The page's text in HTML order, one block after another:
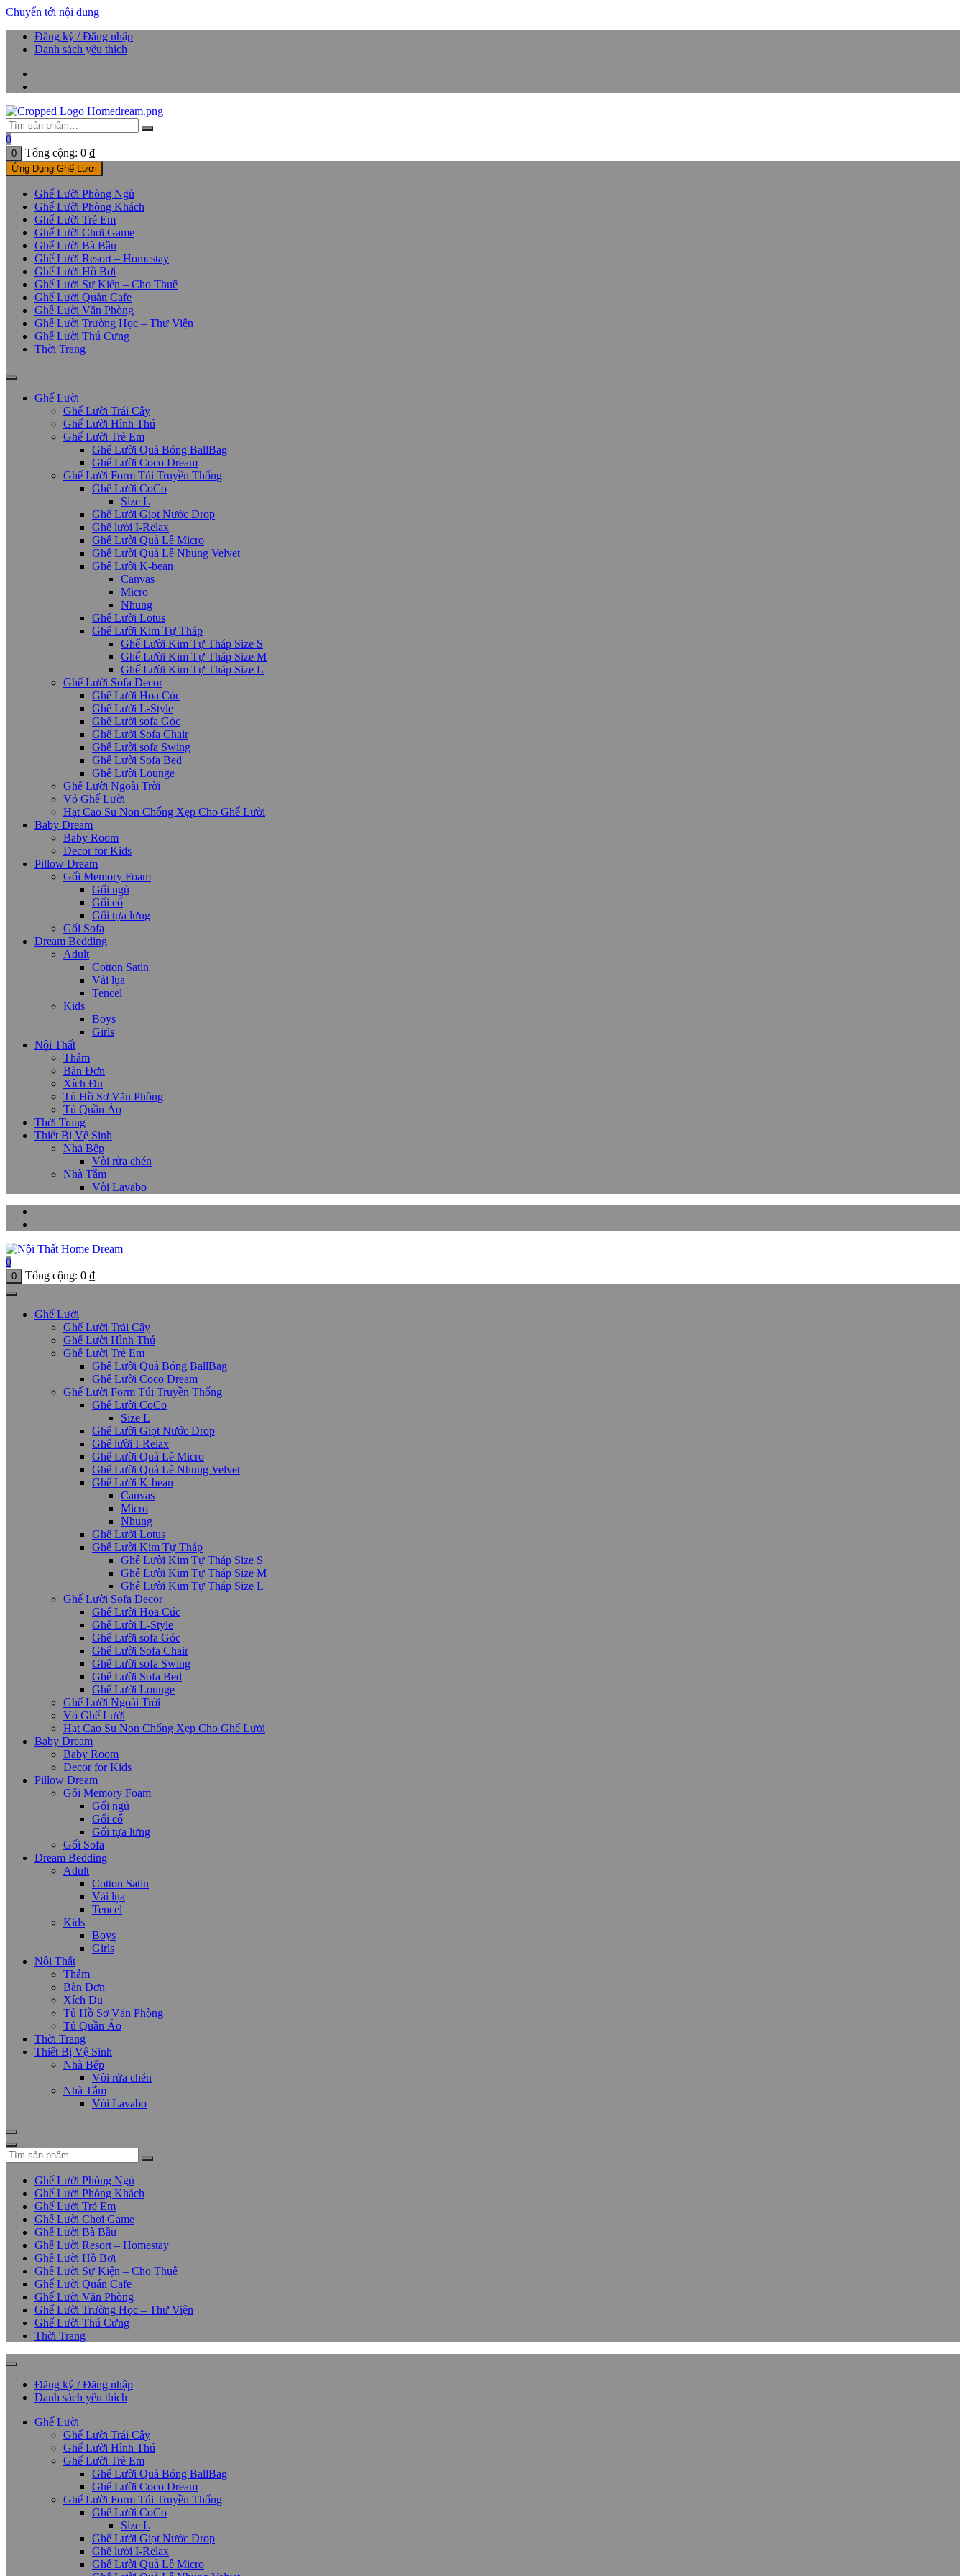
Chuyển tới nội dung
Đăng ký / Đăng nhập
Danh sách yêu thích
0
0 Tổng cộng: 0 ₫
Ứng Dụng Ghế Lười
Ghế Lười Phòng Ngủ
Ghế Lười Phòng Khách
Ghế Lười Trẻ Em
Ghế Lười Chơi Game
Ghế Lười Bà Bầu
Ghế Lười Resort – Homestay
Ghế Lười Hồ Bơi
Ghế Lười Sự Kiện – Cho Thuê
Ghế Lười Quán Cafe
Ghế Lười Văn Phòng
Ghế Lười Trường Học – Thư Viện
Ghế Lười Thú Cưng
Thời Trang
Ghế Lười
Ghế Lười Trái Cây
Ghế Lười Hình Thú
Ghế Lười Trẻ Em
Ghế Lười Quả Bóng BallBag
Ghế Lười Coco Dream
Ghế Lười Form Túi Truyền Thống
Ghế Lười CoCo
Size L
Ghế Lười Giọt Nước Drop
Ghế lười I-Relax
Ghế Lười Quả Lê Micro
Ghế Lười Quả Lê Nhung Velvet
Ghế Lười K-bean
Canvas
Micro
Nhung
Ghế Lười Lotus
Ghế Lười Kim Tự Tháp
Ghế Lười Kim Tự Tháp Size S
Ghế Lười Kim Tự Tháp Size M
Ghế Lười Kim Tự Tháp Size L
Ghế Lười Sofa Decor
Ghế Lười Hoa Cúc
Ghế Lười L-Style
Ghế Lười sofa Góc
Ghế Lười Sofa Chair
Ghế Lười sofa Swing
Ghế Lười Sofa Bed
Ghế Lười Lounge
Ghế Lười Ngoài Trời
Vỏ Ghế Lười
Hạt Cao Su Non Chống Xẹp Cho Ghế Lười
Baby Dream
Baby Room
Decor for Kids
Pillow Dream
Gối Memory Foam
Gối ngủ
Gối cổ
Gối tựa lưng
Gối Sofa
Dream Bedding
Adult
Cotton Satin
Vải lụa
Tencel
Kids
Boys
Girls
Nội Thất
Thảm
Bàn Đơn
Xích Đu
Tủ Hồ Sơ Văn Phòng
Tủ Quần Áo
Thời Trang
Thiết Bị Vệ Sinh
Nhà Bếp
Vòi rửa chén
Nhà Tắm
Vòi Lavabo
0
0 Tổng cộng: 0 ₫
Ghế Lười
Ghế Lười Trái Cây
Ghế Lười Hình Thú
Ghế Lười Trẻ Em
Ghế Lười Quả Bóng BallBag
Ghế Lười Coco Dream
Ghế Lười Form Túi Truyền Thống
Ghế Lười CoCo
Size L
Ghế Lười Giọt Nước Drop
Ghế lười I-Relax
Ghế Lười Quả Lê Micro
Ghế Lười Quả Lê Nhung Velvet
Ghế Lười K-bean
Canvas
Micro
Nhung
Ghế Lười Lotus
Ghế Lười Kim Tự Tháp
Ghế Lười Kim Tự Tháp Size S
Ghế Lười Kim Tự Tháp Size M
Ghế Lười Kim Tự Tháp Size L
Ghế Lười Sofa Decor
Ghế Lười Hoa Cúc
Ghế Lười L-Style
Ghế Lười sofa Góc
Ghế Lười Sofa Chair
Ghế Lười sofa Swing
Ghế Lười Sofa Bed
Ghế Lười Lounge
Ghế Lười Ngoài Trời
Vỏ Ghế Lười
Hạt Cao Su Non Chống Xẹp Cho Ghế Lười
Baby Dream
Baby Room
Decor for Kids
Pillow Dream
Gối Memory Foam
Gối ngủ
Gối cổ
Gối tựa lưng
Gối Sofa
Dream Bedding
Adult
Cotton Satin
Vải lụa
Tencel
Kids
Boys
Girls
Nội Thất
Thảm
Bàn Đơn
Xích Đu
Tủ Hồ Sơ Văn Phòng
Tủ Quần Áo
Thời Trang
Thiết Bị Vệ Sinh
Nhà Bếp
Vòi rửa chén
Nhà Tắm
Vòi Lavabo
Ghế Lười Phòng Ngủ
Ghế Lười Phòng Khách
Ghế Lười Trẻ Em
Ghế Lười Chơi Game
Ghế Lười Bà Bầu
Ghế Lười Resort – Homestay
Ghế Lười Hồ Bơi
Ghế Lười Sự Kiện – Cho Thuê
Ghế Lười Quán Cafe
Ghế Lười Văn Phòng
Ghế Lười Trường Học – Thư Viện
Ghế Lười Thú Cưng
Thời Trang
Đăng ký / Đăng nhập
Danh sách yêu thích
Ghế Lười
Ghế Lười Trái Cây
Ghế Lười Hình Thú
Ghế Lười Trẻ Em
Ghế Lười Quả Bóng BallBag
Ghế Lười Coco Dream
Ghế Lười Form Túi Truyền Thống
Ghế Lười CoCo
Size L
Ghế Lười Giọt Nước Drop
Ghế lười I-Relax
Ghế Lười Quả Lê Micro